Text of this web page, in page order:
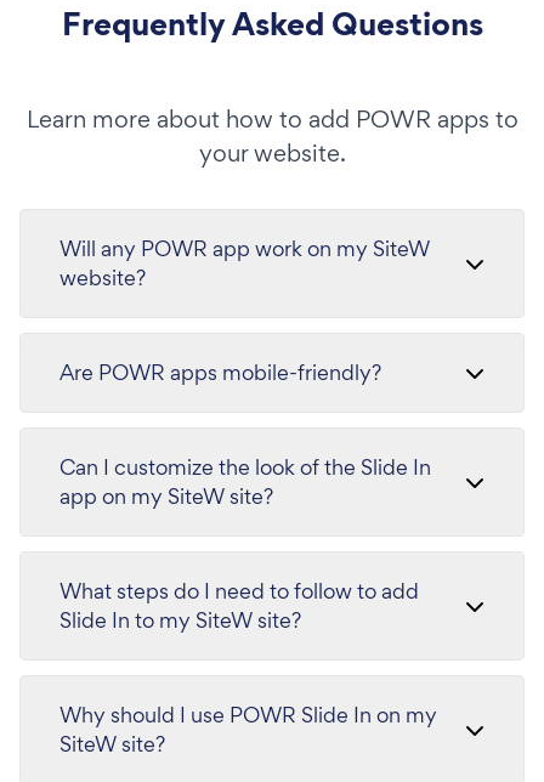
Frequently Asked Questions
Learn more about how to add POWR apps to
your website.
Will any POWR app work on my SiteW
website?
Are POWR apps mobile-friendly?
Can I customize the look of the Slide In
app on my SiteW site?
What steps do I need to follow to add
Slide In to my SiteW site?
Why should I use POWR Slide In on my
SiteW site?